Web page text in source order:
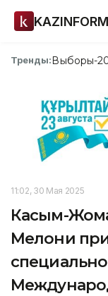
KAZINFORM
Тренды:Выборы-
11:02, 30 Мая 2025
Касым-
Мелони